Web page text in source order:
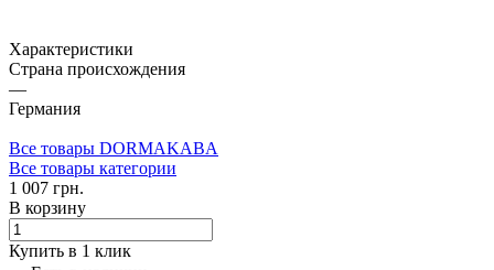
Характеристики
Страна происхождения
—
Германия
Все товары DORMAKABA
Все товары категории
1 007 грн.
В корзину
Купить в 1 клик